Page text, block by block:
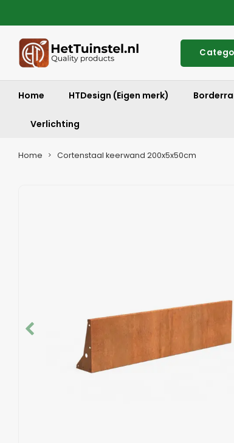
Home HTDesign (Eigen merk)
Verlichting
Home Cortenstaal keerwand 200x5x50cm